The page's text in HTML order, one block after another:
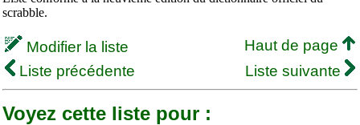
scrabble.
Modifier la liste
Haut de page
Liste précédente
Liste suivante
Voyez cette liste pour :